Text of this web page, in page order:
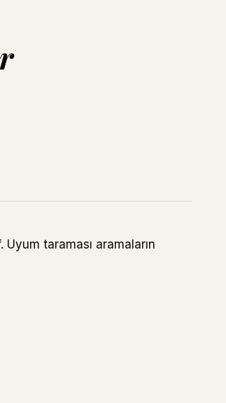
taraması aramaların